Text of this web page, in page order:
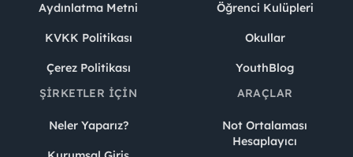
Aydınlatma Metni
KVKK Politikası
Çerez Politikası
Öğrenci Kulüpleri
Okullar
YouthBlog
ŞIRKETLER İÇIN
Neler Yaparız?
ARAÇLAR
Not Ortalaması
Hesaplayıcı